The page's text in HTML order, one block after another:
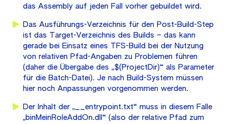
das Assembly auf jeden Fall vorher gebuildet wird.
Das Ausführungs-Verzeichnis für den Post-Build-Step
ist das Target-Verzeichnis des Builds – das kann
gerade bei Einsatz eines TFS-Build bei der Nutzung
von relativen Pfad-Angaben zu Problemen führen
(daher die Übergabe des „$(ProjectDir)“ als Parameter
für die Batch-Datei). Je nach Build-System müssen
hier noch Anpassungen vorgenommen werden.
Der Inhalt der „__entrypoint.txt“ muss in diesem Falle
„binMeinRoleAddOn.dll“ (also der relative Pfad zum